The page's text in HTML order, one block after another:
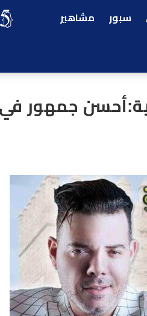
سبور مشاهير
جمهور في